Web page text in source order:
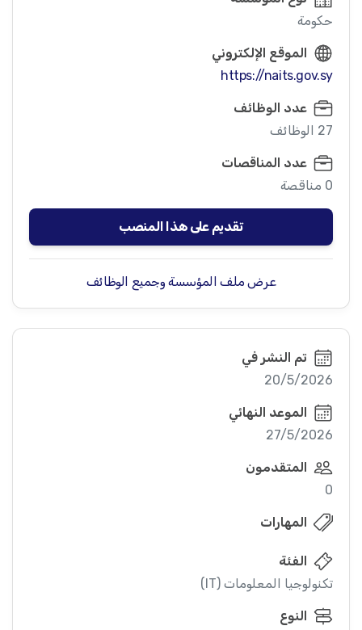
حكومة
الموقع الإلكتروني
https://naits.gov.sy
عدد الوظائف
27 الوظائف
عدد المناقصات
0 مناقصة
تقديم على هذا المنصب
عرض ملف المؤسسة وجميع الوظائف
تم النشر في
20/5/2026
الموعد النهائي
27/5/2026
المتقدمون
0
المهارات
الفئة
تكنولوجيا المعلومات (IT)
النوع